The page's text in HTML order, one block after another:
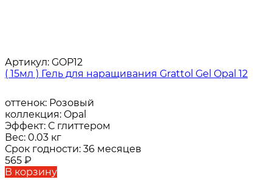
Артикул: GOP12
( 15мл ) Гель для наращивания Grattol Gel Opal 12
оттенок: Розовый
коллекция: Opal
Эффект: С глиттером
Вес: 0.03 кг
Срок годности: 36 месяцев
565 ₽
В корзину